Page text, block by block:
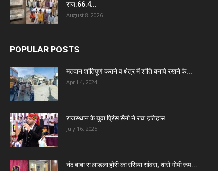
राज:66.4...
August 8, 2026
POPULAR POSTS
मतदान शांतिपूर्ण कराने व क्षेत्र में शांति बनाये रखने के...
April 4, 2024
राजस्थान के युवा प्रिंस सैनी ने रचा इतिहास
July 16, 2025
नंद बाबा रा लाडला होरी का रसिया सांवरा, थांरो गोपी रूप...